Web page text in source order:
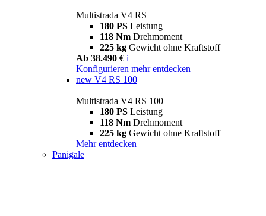
Multistrada V4 RS
180 PS Leistung
118 Nm Drehmoment
225 kg Gewicht ohne Kraftstoff
Ab 38.490 € i
Konfigurieren mehr entdecken
new V4 RS 100
Multistrada V4 RS 100
180 PS Leistung
118 Nm Drehmoment
225 kg Gewicht ohne Kraftstoff
Mehr entdecken
Panigale